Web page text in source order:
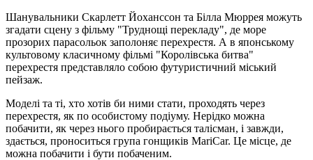
Шанувальники Скарлетт Йоханссон та Білла Мюррея можуть
згадати сцену з фільму "Труднощі перекладу", де море
прозорих парасольок заполоняє перехрестя. А в японському
культовому класичному фільмі "Королівська битва"
перехрестя представляло собою футуристичний міський
пейзаж.
Моделі та ті, хто хотів би ними стати, проходять через
перехрестя, як по особистому подіуму. Нерідко можна
побачити, як через нього пробирається талісман, і завжди,
здається, проноситься група гонщиків MariCar. Це місце, де
можна побачити і бути побаченим.